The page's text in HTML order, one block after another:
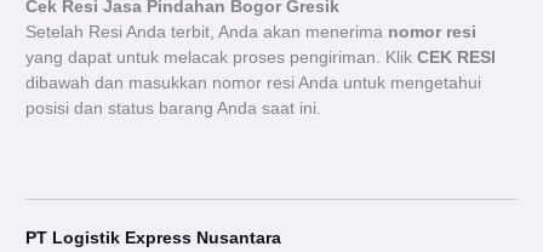
Cek Resi Jasa Pindahan Bogor Gresik
Setelah Resi Anda terbit, Anda akan menerima nomor resi
yang dapat untuk melacak proses pengiriman. KlikCEK RESI
dibawah dan masukkan nomor resi Anda untuk mengetahui
posisi dan status barang Anda saat ini.
PT Logistik Express Nusantara